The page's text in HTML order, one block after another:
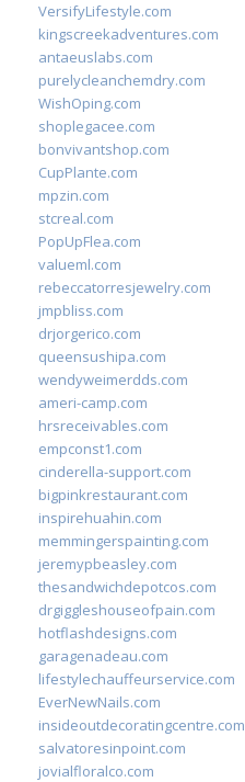
VersifyLifestyle.com
kingscreekadventures.com
antaeuslabs.com
purelycleanchemdry.com
WishOping.com
shoplegacee.com
bonvivantshop.com
CupPlante.com
mpzin.com
stcreal.com
PopUpFlea.com
valueml.com
rebeccatorresjewelry.com
jmpbliss.com
drjorgerico.com
queensushipa.com
wendyweimerdds.com
ameri-camp.com
hrsreceivables.com
empconst1.com
cinderella-support.com
bigpinkrestaurant.com
inspirehuahin.com
memmingerspainting.com
jeremypbeasley.com
thesandwichdepotcos.com
drgiggleshouseofpain.com
hotflashdesigns.com
garagenadeau.com
lifestylechauffeurservice.com
EverNewNails.com
insideoutdecoratingcentre.com
salvatoresinpoint.com
jovialfloralco.com